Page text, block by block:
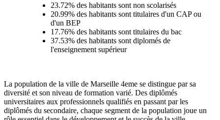
23.72% des habitants sont non scolarisés
20.99% des habitants sont titulaires d'un CAP ou
d'un BEP
17.76% des habitants sont titulaires du bac
37.53% des habitants sont diplomés de
l'enseignement supérieur
La population de la ville de Marseille 4eme se distingue par sa
diversité et son niveau de formation varié. Des diplômés
universitaires aux professionnels qualifiés en passant par les
diplômés du secondaire, chaque segment de la population joue un